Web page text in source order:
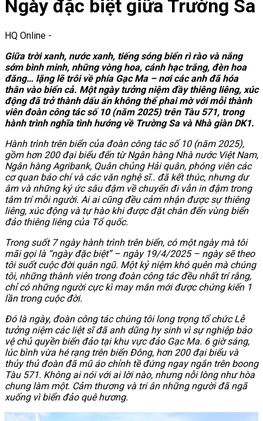
Ngày đặc biệt giữa Trường Sa
HQ Online -
Giữa trời xanh, nước xanh, tiếngsóng biển rì rào và nắng
sớm bình minh, những vòng hoa, cánh hạc trắng, đèn hoa
đăng… lặng lẽ trôi về phía Gạc Ma – nơi các anh đã hóa
thân vào biển cả. Một ngày tưởng niệm đầy thiêng liêng, xúc
động đã trở thành dấu ấn không thể phai mờ với mỗi thành
viên đoàn công tác số 10 (năm 2025) trên Tàu 571, trong
hành trình nghĩa tình hướng về Trường Sa và Nhà giàn DK1.
Hành trình trên biển của đoàn công tác số 10 (năm 2025),
gồm hơn 200 đại biểu đến từ Ngân hàng Nhà nước Việt Nam,
Ngân hàng Agribank, Quân chủng Hải quân, phóng viên các
cơ quan báo chí và các văn nghệ sĩ.. đã kết thúc, nhưng dư
âm và những ký ức sâu đậm về chuyến đi vẫn in đậm trong
tâm trí mỗi người. Ai ai cũng đều cảm nhận được sự thiêng
liêng, xúc động và tự hào khi được đặt chân đến vùng biển
đảo thiêng liêng của Tổ quốc.
Trong suốt 7 ngày hành trình trên biển, có một ngày mà tôi
mãi gọi là “ngày đặc biệt” – ngày 19/4/2025 – ngày sẽ theo
tôi suốt cuộc đời quân ngũ. Một kỷ niệm khó quên mà chúng
tôi, những thành viên trong đoàn công tác đều nhất trí rằng,
chỉ có những người cực kì may mắn mới được chứng kiến 1
lần trong cuộc đời.
Đó là ngày, đoàn công tác chúng tôi long trọng tổ chức Lễ
tưởng niệm các liệt sĩ đã anh dũng hy sinh vì sự nghiệp bảo
vệ chủ quyền biển đảo tại khu vực đảo Gạc Ma. 6 giờ sáng,
lúc bình vừa hé rạng trên biển Đông, hơn 200 đại biểu và
thủy thủ đoàn đã mũ áo chỉnh tề đứng ngay ngắn trên boong
Tàu 571. Không ai nói với ai lời nào, nhưng nỗi lòng như hòa
chung làm một. Cảm thương và tri ân những người đã ngã
xuống vì biển đảo quê hương.